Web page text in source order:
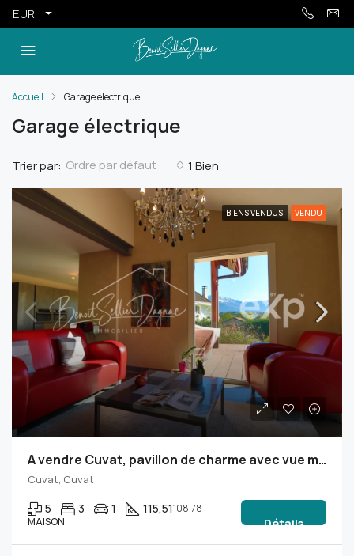
EUR
Accueil Garage électrique
Garage électrique
1 Bien
Trier par: Ordre par défaut
BIENS VENDUS VENDU
A vendre Cuvat, pavillon de charme avec vue montagnes
Cuvat, Cuvat
5 3 1 115,51108,78
MAISON
Détails